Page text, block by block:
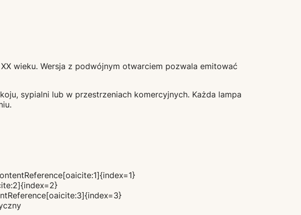
wieku. Wersja z podwójnym otwarciem pozwala emitować
sypialni lub w przestrzeniach komercyjnych. Każda lampa